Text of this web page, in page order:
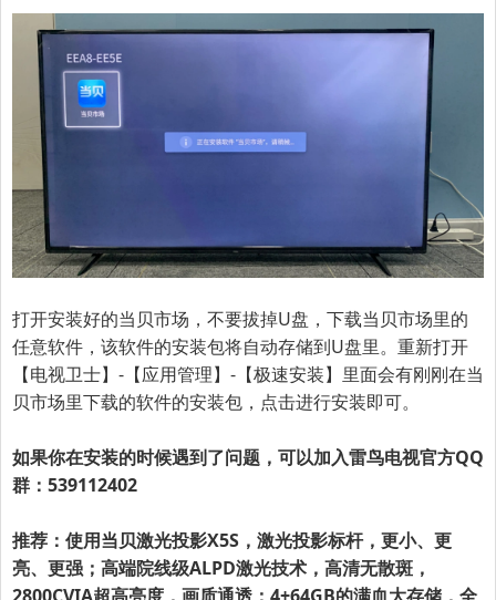
打开安装好的当贝市场，不要拔掉U盘，下载当贝市场里的
任意软件，该软件的安装包将自动存储到U盘里。重新打开
【电视卫士】-【应用管理】-【极速安装】里面会有刚刚在当
贝市场里下载的软件的安装包，点击进行安装即可。
如果你在安装的时候遇到了问题，可以加入雷鸟电视官方QQ
群：539112402
推荐：使用当贝激光投影X5S，激光投影标杆，更小、更
亮、更强；高端院线级ALPD激光技术，高清无散斑，